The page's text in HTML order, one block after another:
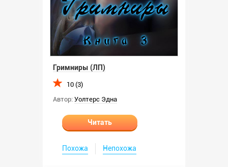
Гримниры (ЛП)
10 (3)
Автор: Уолтерс Эдна
Читать
Похожа Непохожа